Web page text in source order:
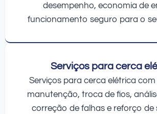
desempenho, economia de
funcionamento seguro para o
Serviços para cerca
Serviços para cerca elétrica
manutenção, troca de fios,
correção de falhas e reforço de